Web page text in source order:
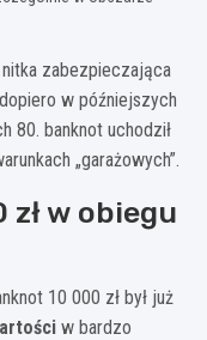
zabezpieczająca
w późniejszych
80. banknot uchodził
„garażowych”.
w obiegu
10 000 zł był już
w bardzo